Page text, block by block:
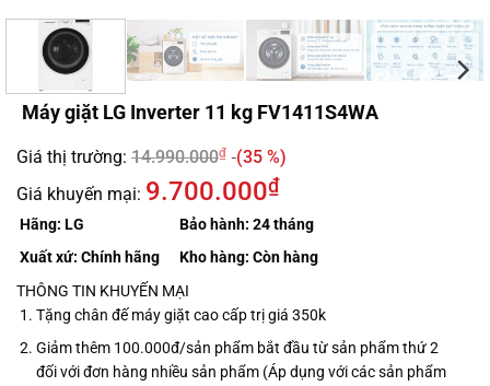
Máy giặt LG Inverter 11 kg FV1411S4WA
Giá thị trường: 14.990.000₫
(35 %)
Giá khuyến mại: 9.700.000₫
Hãng: LG
Xuất xứ: Chính hãng
Bảo hành: 24 tháng
Kho hàng: Còn hàng
THÔNG TIN KHUYẾN MẠI
Tặng chân đế máy giặt cao cấp trị giá 350k
Giảm thêm 100.000đ/sản phẩm bắt đầu từ sản phẩm thứ 2
đối với đơn hàng nhiều sản phẩm (Áp dụng với các sản phẩm